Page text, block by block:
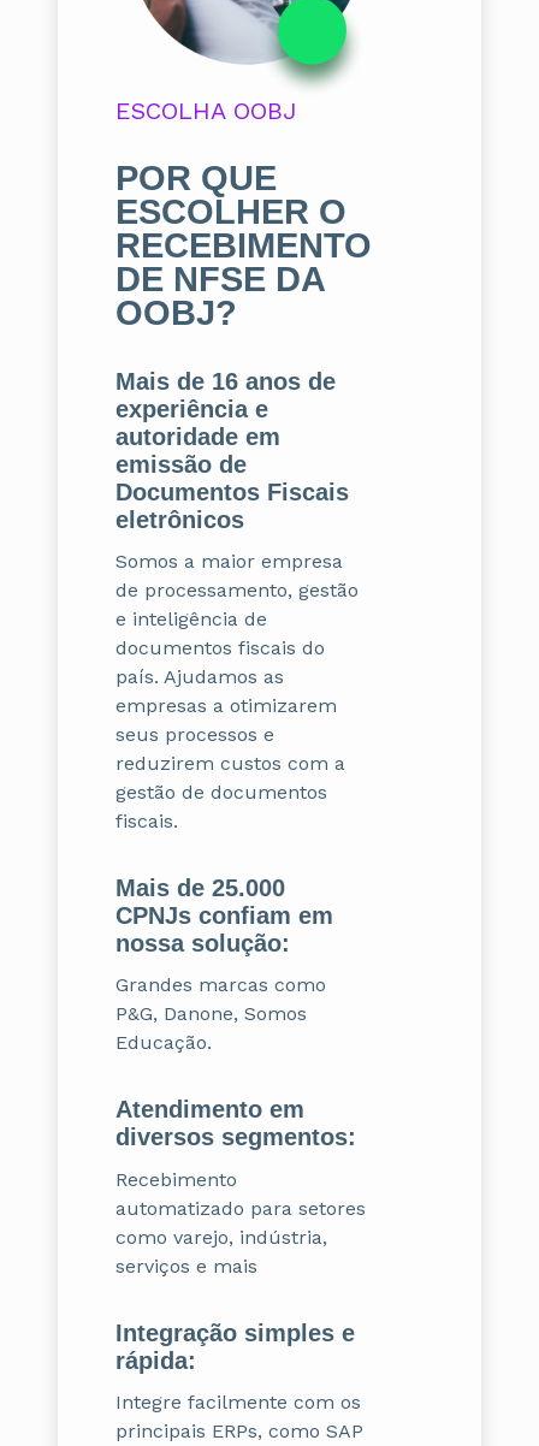
ESCOLHA OOBJ
POR QUE
ESCOLHER O
RECEBIMENTO
DE NFSE DA
OOBJ?
Mais de 16 anos de
experiência e
autoridade em
emissão de
Documentos Fiscais
eletrônicos
Somos a maior empresa
de processamento, gestão
e inteligência de
documentos fiscais do
país. Ajudamos as
empresas a otimizarem
seus processos e
reduzirem custos com a
gestão de documentos
fiscais.
Mais de 25.000
CPNJs confiam em
nossa solução:
Grandes marcas como
P&G, Danone, Somos
Educação.
Atendimento em
diversos segmentos:
Recebimento
automatizado para setores
como varejo, indústria,
serviços e mais
Integração simples e
rápida:
Integre facilmente com os
principais ERPs, como SAP